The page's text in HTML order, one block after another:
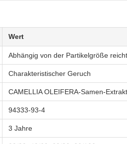
Wert
Abhängig von der Partikelgröße
Charakteristischer Geruch
CAMELLIA OLEIFERA-Samen-Extrakt
94333-93-4
3 Jahre